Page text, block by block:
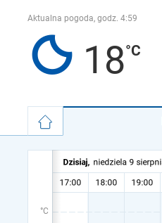
Aktualna pogoda, godz. 4:59
18
°C